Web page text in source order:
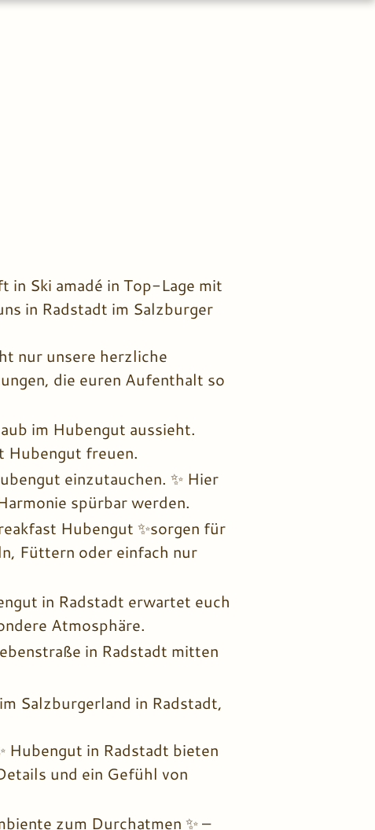
in Ski amadé in Top-Lage mit
in Radstadt im Salzburger
nur unsere herzliche
die euren Aufenthalt so
im Hubengut aussieht.
Hubengut freuen.
einzutauchen. ✨ Hier
spürbar werden.
Hubengut ✨sorgen für
Füttern oder einfach nur
in Radstadt erwartet euch
Atmosphäre.
in Radstadt mitten
Salzburgerland in Radstadt,
Hubengut in Radstadt bieten
und ein Gefühl von
zum Durchatmen ✨ –